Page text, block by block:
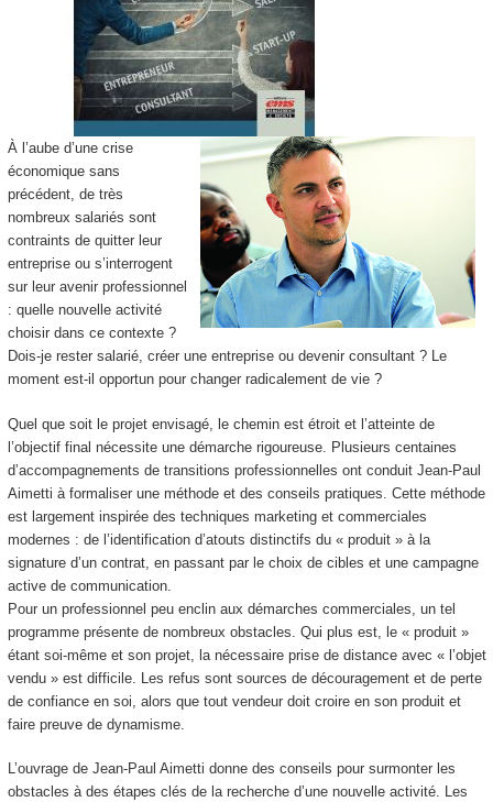
À l’aube d’une crise
économique sans
précédent, de très
nombreux salariés sont
contraints de quitter leur
entreprise ou s’interrogent
sur leur avenir professionnel
: quelle nouvelle activité
choisir dans ce contexte ?
Dois-je rester salarié, créer une entreprise ou devenir consultant ? Le
moment est-il opportun pour changer radicalement de vie ?
Quel que soit le projet envisagé, le chemin est étroit et l’atteinte de
l’objectif final nécessite une démarche rigoureuse. Plusieurs centaines
d’accompagnements de transitions professionnelles ont conduit Jean-Paul
Aimetti à formaliser une méthode et des conseils pratiques. Cette méthode
est largement inspirée des techniques marketing et commerciales
modernes : de l’identification d’atouts distinctifs du « produit » à la
signature d’un contrat, en passant par le choix de cibles et une campagne
active de communication.
Pour un professionnel peu enclin aux démarches commerciales, un tel
programme présente de nombreux obstacles. Qui plus est, le « produit »
étant soi-même et son projet, la nécessaire prise de distance avec « l’objet
vendu » est difficile. Les refus sont sources de découragement et de perte
de confiance en soi, alors que tout vendeur doit croire en son produit et
faire preuve de dynamisme.
L’ouvrage de Jean-Paul Aimetti donne des conseils pour surmonter les
obstacles à des étapes clés de la recherche d’une nouvelle activité. Les